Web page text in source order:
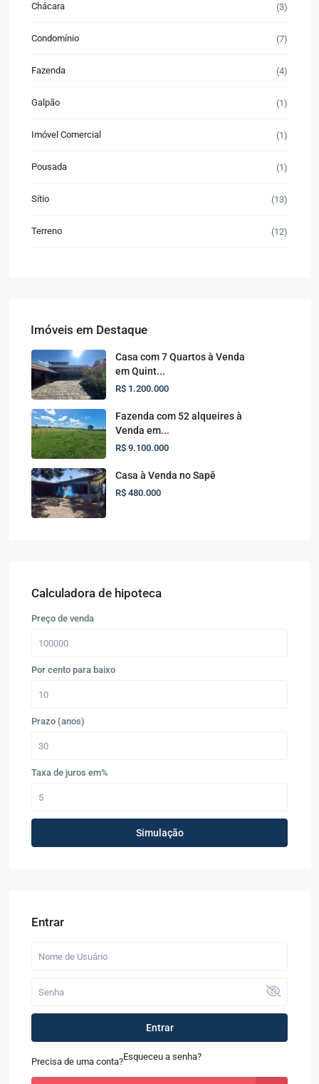
Chácara (3)
Condomínio (7)
Fazenda (4)
Galpão (1)
Imóvel Comercial (1)
Pousada (1)
Sítio (13)
Terreno (12)
Imóveis em Destaque
Casa com 7 Quartos à Venda
em Quint...
R$ 1.200.000
Fazenda com 52 alqueires à
Venda em...
R$ 9.100.000
Casa à Venda no Sapê
R$ 480.000
Calculadora de hipoteca
Preço de venda
Por cento para baixo
Prazo (anos)
Taxa de juros em%
Simulação
Entrar
Entrar
Precisa de uma conta?Esqueceu a senha?